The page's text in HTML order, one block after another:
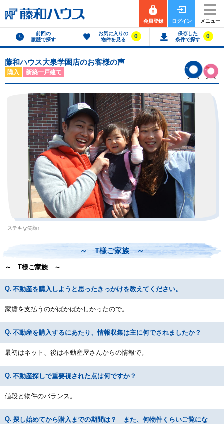
会員登録 ログイン メニュー
前回の
履歴で探す
お気に入りの
物件を見る
0
保存した
条件で探す
0
藤和ハウス大泉学園店のお客様の声
購入 新築一戸建て
ステキな笑顔♪
～ T様ご家族 ～
～ T様ご家族 ～
不動産を購入しようと思ったきっかけを教えてください。
家賃を支払うのがばかばかしかったので。
不動産を購入するにあたり、情報収集は主に何でされましたか？
最初はネット、後は不動産屋さんからの情報で。
不動産探しで重要視された点は何ですか？
値段と物件のバランス。
探し始めてから購入までの期間は？ また、何物件くらいご覧にな